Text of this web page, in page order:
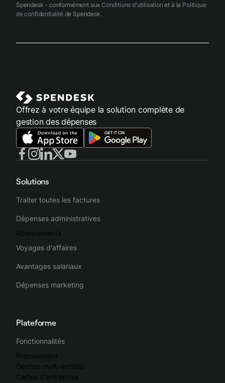
Spendesk - conformément aux Conditions d'utilisation et à la Politique
de confidentialitéde Spendesk.
Offrez à votre équipe la solution complète de
gestion des dépenses
Solutions
Traiter toutes les factures
Dépenses administratives
Abonnements
Voyages d'affaires
Avantages salariaux
Dépenses marketing
Plateforme
Fonctionnalités
Procurement
Gestion multi-entités
Cartes d'entreprise